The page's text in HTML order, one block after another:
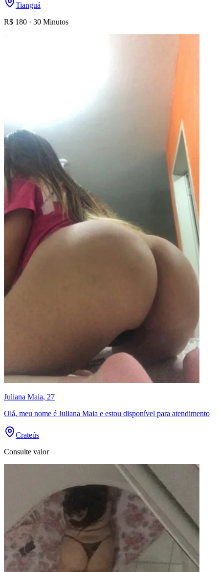
Tianguá
R$ 180 · 30 Minutos
Juliana Maia, 27
Olá, meu nome é Juliana Maia e estou disponível para atendimento
Crateús
Consulte valor